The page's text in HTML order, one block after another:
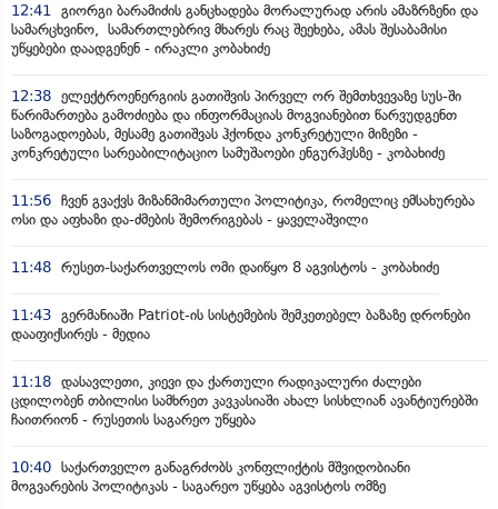
12:41
გიორგი ბარამიძის განცხადება მორალურად არის ამაზრზენი და
სამარცხვინო, სამართლებრივ მხარეს რაც შეეხება, ამას შესაბამისი
უწყებები დაადგენენ - ირაკლი კობახიძე
12:38 ელექტროენერგიის გათიშვის პირველ ორ შემთხვევაზე სუს-ში
წარიმართება გამოძიება და ინფორმაციას მოგვიანებით წარვუდგენთ
საზოგადოებას, მესამე გათიშვას ჰქონდა კონკრეტული მიზეზი -
კონკრეტული სარეაბილიტაციო სამუშაოები ენგურჰესზე - კობახიძე
11:56 ჩვენ გვაქვს მიზანმიმართული პოლიტიკა, რომელიც ემსახურება
ოსი და აფხაზი და-ძმების შემორიგებას - ყაველაშვილი
11:48 რუსეთ-საქართველოს ომი დაიწყო 8 აგვისტოს - კობახიძე
11:43 გერმანიაში Patriot-ის სისტემების შემკეთებელ ბაზაზე დრონები
დააფიქსირეს - მედია
11:18 დასავლეთი, კიევი და ქართული რადიკალური ძალები
ცდილობენ თბილისი სამხრეთ კავკასიაში ახალ სისხლიან ავანტიურებში
ჩაითრიონ - რუსეთის საგარეო უწყება
10:40 საქართველო განაგრძობს კონფლიქტის მშვიდობიანი
მოგვარების პოლიტიკას - საგარეო უწყება აგვისტოს ომზე